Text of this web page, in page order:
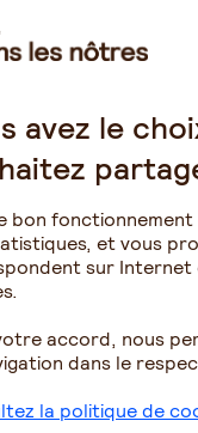
plus importants sont
une série de
la carte «
là » « Avez-
est de s’appuyer sur
de mots proposés en
images au mot
tels que les jeux
(remettre dans
part et d’autre
renversées) qui
avez le
bon
et vous
sur Internet
accord, nous
dans le
la politique de